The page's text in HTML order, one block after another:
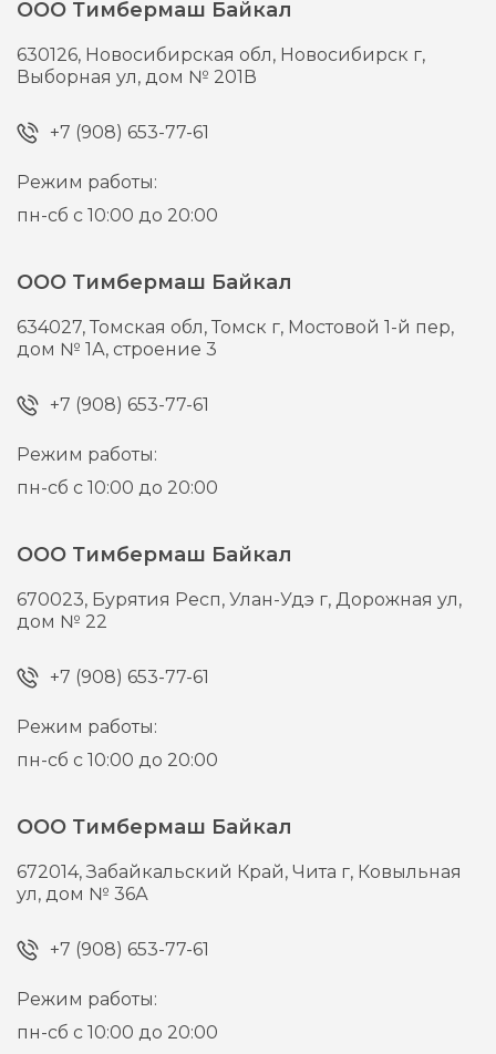
ООО Тимбермаш Байкал
630126, Новосибирская обл, Новосибирск г,
Выборная ул, дом № 201В
+7 (908) 653-77-61
Режим работы:
пн-сб с 10:00 до 20:00
ООО Тимбермаш Байкал
634027,Томская обл, Томск г, Мостовой 1-й пер,
дом № 1А, строение 3
+7 (908) 653-77-61
Режим работы:
пн-сб с 10:00 до 20:00
ООО Тимбермаш Байкал
670023, Бурятия Респ, Улан-Удэ г,Дорожная ул,
дом № 22
+7 (908) 653-77-61
Режим работы:
пн-сб с 10:00 до 20:00
ООО Тимбермаш Байкал
672014,Забайкальский Край, Чита г, Ковыльная
ул, дом № 36А
+7 (908) 653-77-61
Режим работы:
пн-сб с 10:00 до 20:00